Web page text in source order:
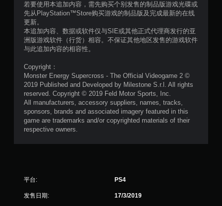
评
价
若要使用本追加内容，需先购买个别发售的制品版游戏光碟或
先从PlayStation™Store购买游戏的制品版及完成最新的在线
更新。
本追加内容、数据或软件仅与SIE或其他正式代理商发行的亚
洲版游戏软件（行货）相容。不保证其他地区发售的游戏软件
与此追加内容的相容性。
Copyright：
Monster Energy Supercross - The Official Videogame 2 ©
2019 Published and Developed by Milestone S.r.l. All rights
reserved. Copyright © 2019 Feld Motor Sports, Inc.
All manufacturers, accessory suppliers, names, tracks,
sponsors, brands and associated imagery featured in this
game are trademarks and/or copyrighted materials of their
respective owners.
平台: PS4
发售日期: 17/3/2019